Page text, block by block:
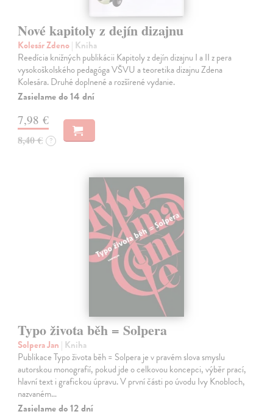
Nové kapitoly z dejín dizajnu
Kolesár Zdeno| Kniha
Reedícia knižných publikácii Kapitoly z dejín dizajnu I a II z pera
vysokoškolského pedagóga VŠVU a teoretika dizajnu Zdena
Kolesára. Druhé doplnené a rozšírené vydanie.
Zasielame do 14 dní
7,98 €
8,40 € ?
Typo života běh = Solpera
Solpera Jan | Kniha
Publikace Typo života běh = Solpera je v pravém slova smyslu
autorskou monografií, pokud jde o celkovou koncepci, výběr prací,
hlavní text i grafickou úpravu. V první části po úvodu Ivy Knobloch,
nazvaném…
Zasielame do 12 dní